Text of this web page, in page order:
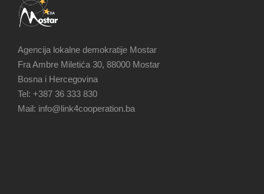
Agencija lokalne demokratije Mostar
Fra Ambre Miletića 30, 88000 Mostar
Bosna i Hercegovina
Tel: +387 36 333 830
Mail: info@link4cooperation.ba